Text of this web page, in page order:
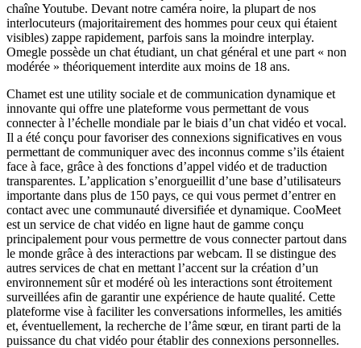
chaîne Youtube. Devant notre caméra noire, la plupart de nos
interlocuteurs (majoritairement des hommes pour ceux qui étaient
visibles) zappe rapidement, parfois sans la moindre interplay.
Omegle possède un chat étudiant, un chat général et une part « non
modérée » théoriquement interdite aux moins de 18 ans.
Chamet est une utility sociale et de communication dynamique et
innovante qui offre une plateforme vous permettant de vous
connecter à l’échelle mondiale par le biais d’un chat vidéo et vocal.
Il a été conçu pour favoriser des connexions significatives en vous
permettant de communiquer avec des inconnus comme s’ils étaient
face à face, grâce à des fonctions d’appel vidéo et de traduction
transparentes. L’application s’enorgueillit d’une base d’utilisateurs
importante dans plus de 150 pays, ce qui vous permet d’entrer en
contact avec une communauté diversifiée et dynamique. CooMeet
est un service de chat vidéo en ligne haut de gamme conçu
principalement pour vous permettre de vous connecter partout dans
le monde grâce à des interactions par webcam. Il se distingue des
autres services de chat en mettant l’accent sur la création d’un
environnement sûr et modéré où les interactions sont étroitement
surveillées afin de garantir une expérience de haute qualité. Cette
plateforme vise à faciliter les conversations informelles, les amitiés
et, éventuellement, la recherche de l’âme sœur, en tirant parti de la
puissance du chat vidéo pour établir des connexions personnelles.